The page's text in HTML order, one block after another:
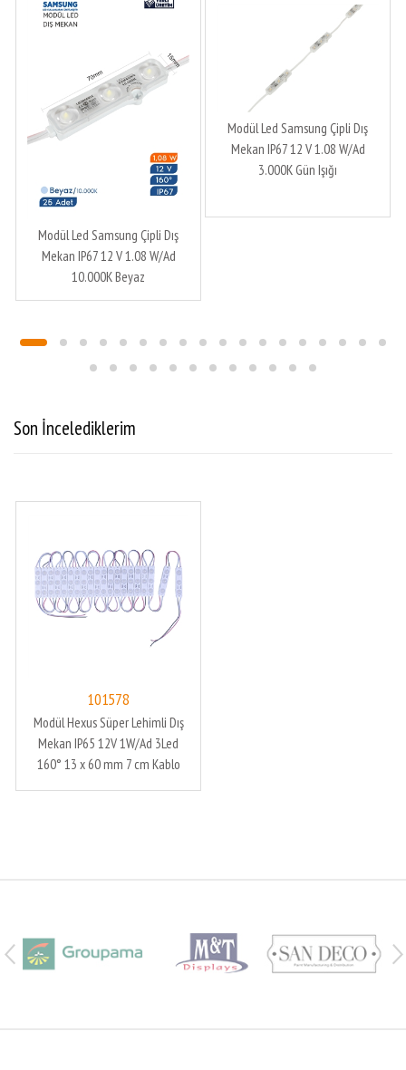
Modül Led Samsung Çipli Dış
Mekan IP67 12 V 1.08 W/Ad
10.000K Beyaz
Modül Led Samsung Çipli Dış
Mekan IP67 12 V 1.08 W/Ad
3.000K Gün Işığı
Son İncelediklerim
101578
Modül Hexus Süper Lehimli Dış
Mekan IP65 12V 1W/Ad 3Led
160° 13 x 60 mm 7 cm Kablo